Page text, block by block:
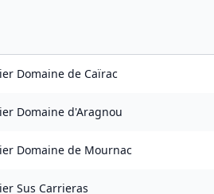
Domaine de Caïrac
Domaine d'Aragnou
Domaine de Mournac
Sus Carrieras